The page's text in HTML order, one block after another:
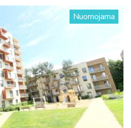
Nuomojama